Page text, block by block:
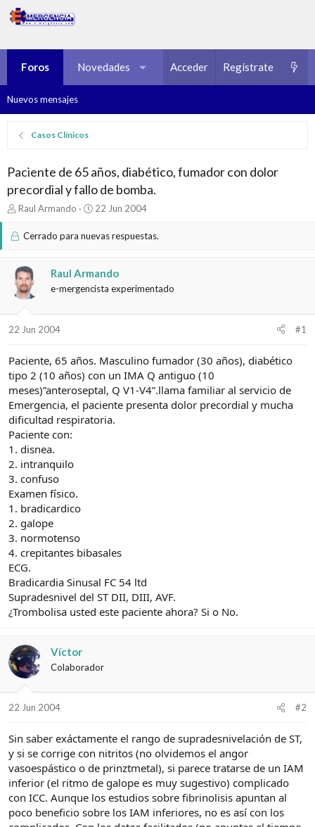
Foros Novedades Multimedia Recursos
Acceder Regístrate
Nuevos mensajes
Casos Clínicos
Paciente de 65 años, diabético, fumador con dolor
precordial y fallo de bomba.
I
i
a
d
o
e
t
e
a
Raul Armando
F
c
d
e
22 Jun 2004
Cerrado para nuevas respuestas.
Raul Armando
e-mergencista experimentado
22 Jun 2004 #1
Paciente, 65 años. Masculino fumador (30 años), diabético
tipo 2 (10 años) con un IMA Q antiguo (10
meses)”anteroseptal, Q V1-V4”.llama familiar al servicio de
Emergencia, el paciente presenta dolor precordial y mucha
dificultad respiratoria.
Paciente con:
1. disnea.
2. intranquilo
3. confuso
Examen físico.
1. bradicardico
2. galope
3. normotenso
4. crepitantes bibasales
ECG.
Bradicardia Sinusal FC 54 ltd
Supradesnivel del ST DII, DIII, AVF.
¿Trombolisa usted este paciente ahora? Si o No.
Víctor
Colaborador
22 Jun 2004 #2
Sin saber exáctamente el rango de supradesnivelación de ST,
y si se corrige con nitritos (no olvidemos el angor
vasoespástico o de prinztmetal), si parece tratarse de un IAM
inferior (el ritmo de galope es muy sugestivo) complicado
con ICC. Aunque los estudios sobre fibrinolisis apuntan al
poco beneficio sobre los IAM inferiores, no es así con los